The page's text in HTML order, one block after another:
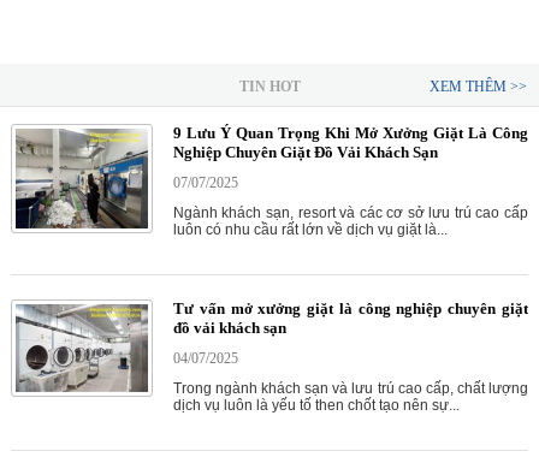
TIN HOT XEM THÊM >>
9 Lưu Ý Quan Trọng Khi Mở Xưởng Giặt Là Công
Nghiệp Chuyên Giặt Đồ Vải Khách Sạn
07/07/2025
Ngành khách sạn, resort và các cơ sở lưu trú cao cấp
luôn có nhu cầu rất lớn về dịch vụ giặt là...
Tư vấn mở xưởng giặt là công nghiệp chuyên giặt
đồ vải khách sạn
04/07/2025
Trong ngành khách sạn và lưu trú cao cấp, chất lượng
dịch vụ luôn là yếu tố then chốt tạo nên sự...